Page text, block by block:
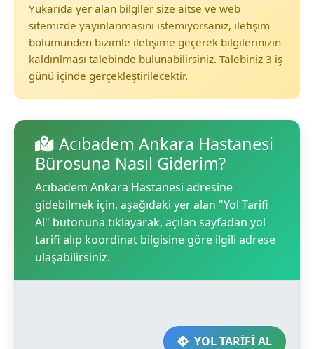
Yukarıda yer alan bilgiler size aitse ve web
sitemizde yayınlanmasını istemiyorsanız, iletişim
bölümünden bizimle iletişime geçerek bilgilerinizin
kaldırılması talebinde bulunabilirsiniz. Talebiniz 3 iş
günü içinde gerçekleştirilecektir.
Acıbadem Ankara Hastanesi
Bürosuna Nasıl Giderim?
Acıbadem Ankara Hastanesi adresine
gidebilmek için, aşağıdaki yer alan "Yol Tarifi
Al" butonuna tıklayarak, açılan sayfadan yol
tarifi alıp koordinat bilgisine göre ilgili adrese
ulaşabilirsiniz.
YOL TARİFİ AL